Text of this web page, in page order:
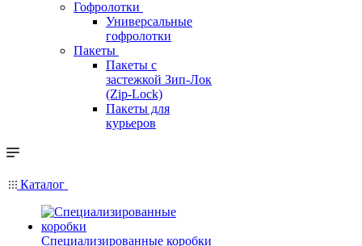
Гофролотки
Универсальные
гофролотки
Пакеты
Пакеты с
застежкой Зип-Лок
(Zip-Lock)
Пакеты для
курьеров
Каталог
Специализированные коробки